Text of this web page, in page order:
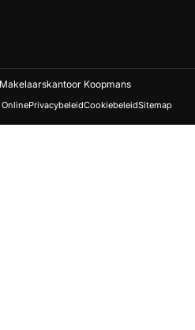
Koopmans
PrivacybeleidCookiebeleidSitemap